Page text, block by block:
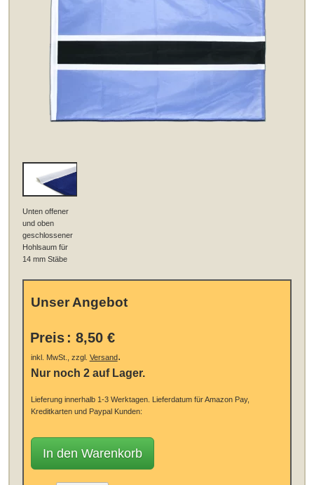
Unten offener
und oben
geschlossener
Hohlsaum für
14 mm Stäbe
Unser Angebot
Preis : 8,50 €
inkl. MwSt., zzgl. Versand.
Nur noch 2 auf Lager.
Lieferung innerhalb 1-3 Werktagen. Lieferdatum für Amazon Pay,
Kreditkarten und Paypal Kunden:
In den Warenkorb